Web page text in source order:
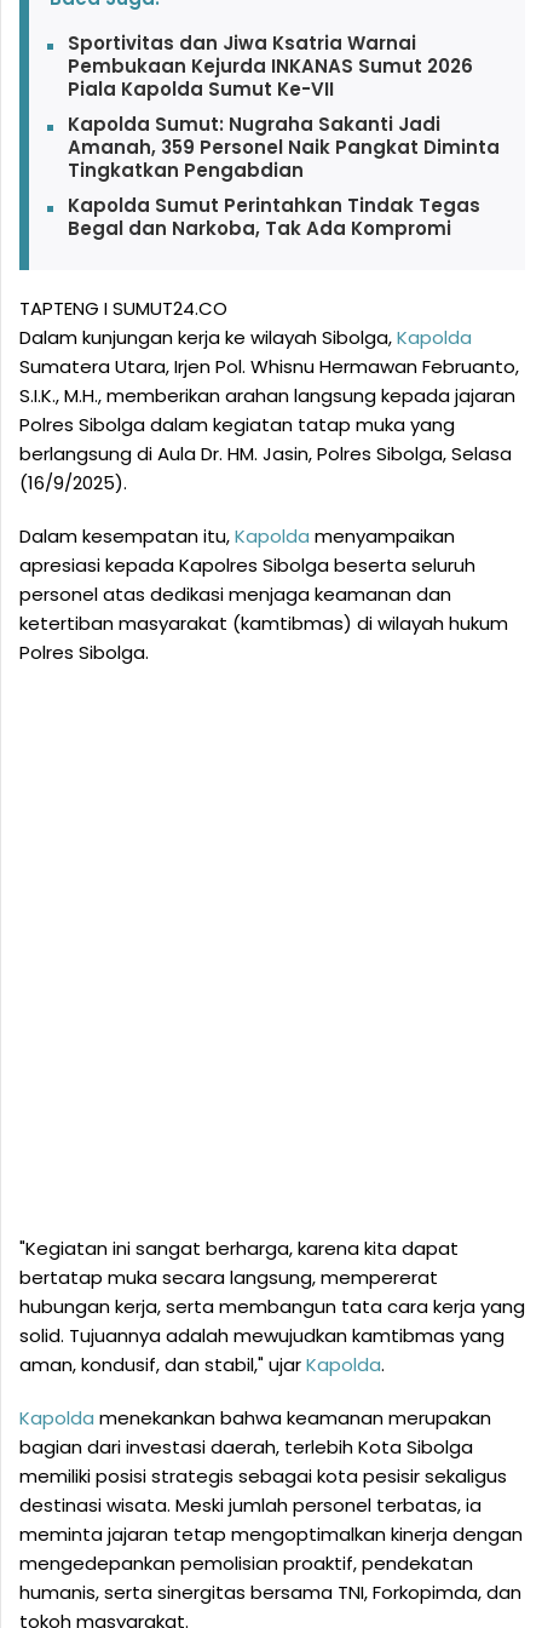
Sportivitas dan Jiwa Ksatria Warnai
Pembukaan Kejurda INKANAS Sumut 2026
Piala Kapolda Sumut Ke-VII
Kapolda Sumut: Nugraha Sakanti Jadi
Amanah, 359 Personel Naik Pangkat Diminta
Tingkatkan Pengabdian
Kapolda Sumut Perintahkan Tindak Tegas
Begal dan Narkoba, Tak Ada Kompromi
TAPTENG I SUMUT24.CO
Dalam kunjungan kerja ke wilayah Sibolga,Kapolda
Sumatera Utara, Irjen Pol. Whisnu Hermawan Februanto,
S.I.K., M.H., memberikan arahan langsung kepada jajaran
Polres Sibolga dalam kegiatan tatap muka yang
berlangsung di Aula Dr. HM. Jasin, Polres Sibolga, Selasa
(16/9/2025).
Dalam kesempatan itu,Kapolda menyampaikan
apresiasi kepada Kapolres Sibolga beserta seluruh
personel atas dedikasi menjaga keamanan dan
ketertiban masyarakat (kamtibmas) di wilayah hukum
Polres Sibolga.
"Kegiatan ini sangat berharga, karena kita dapat
bertatap muka secara langsung, mempererat
hubungan kerja, serta membangun tata cara kerja yang
solid. Tujuannya adalah mewujudkan kamtibmas yang
aman, kondusif, dan stabil," ujarKapolda.
Kapolda menekankan bahwa keamanan merupakan
bagian dari investasi daerah, terlebih Kota Sibolga
memiliki posisi strategis sebagai kota pesisir sekaligus
destinasi wisata. Meski jumlah personel terbatas, ia
meminta jajaran tetap mengoptimalkan kinerja dengan
mengedepankan pemolisian proaktif, pendekatan
humanis, serta sinergitas bersama TNI, Forkopimda, dan
tokoh masyarakat.